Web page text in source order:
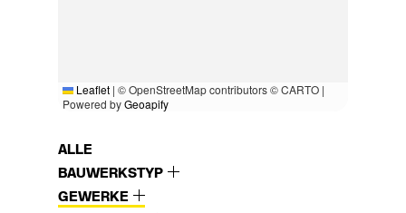
Leaflet | © OpenStreetMap contributors © CARTO |
Powered byGeoapify
ALLE
BAUWERKSTYP
GEWERKE